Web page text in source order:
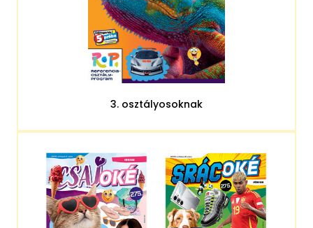
3. osztályosoknak